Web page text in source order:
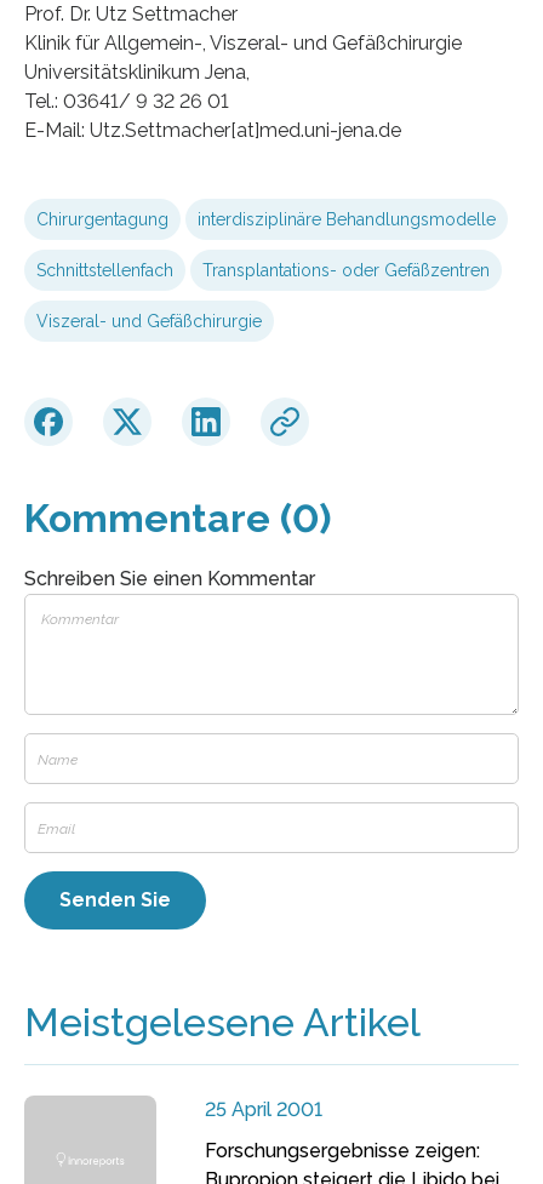
Prof. Dr. Utz Settmacher
Klinik für Allgemein-, Viszeral- und Gefäßchirurgie
Universitätsklinikum Jena,
Tel.: 03641/ 9 32 26 01
E-Mail: Utz.Settmacher[at]med.uni-jena.de
Chirurgentagung interdisziplinäre Behandlungsmodelle
Schnittstellenfach Transplantations- oder Gefäßzentren
Viszeral- und Gefäßchirurgie
Kommentare (0)
Schreiben Sie einen Kommentar
Meistgelesene Artikel
25 April 2001
Forschungsergebnisse zeigen:
Bupropion steigert die Libido bei